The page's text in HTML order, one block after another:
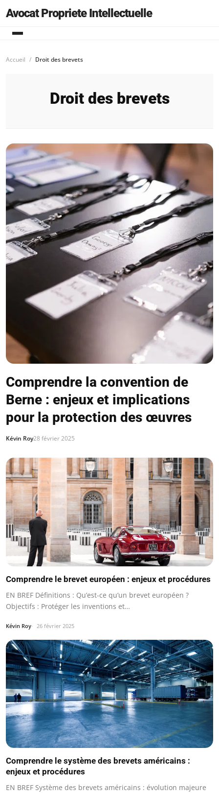
Avocat Propriete Intellectuelle
Accueil Droit des brevets
Droit des brevets
Comprendre la convention de
Berne : enjeux et implications
pour la protection des œuvres
Kévin Roy28 février 2025
Comprendre le brevet européen : enjeux et procédures
EN BREF Définitions : Qu’est-ce qu’un brevet européen ?
Objectifs : Protéger les inventions et…
Kévin Roy 26 février 2025
Comprendre le système des brevets américains :
enjeux et procédures
EN BREF Système des brevets américains : évolution majeure